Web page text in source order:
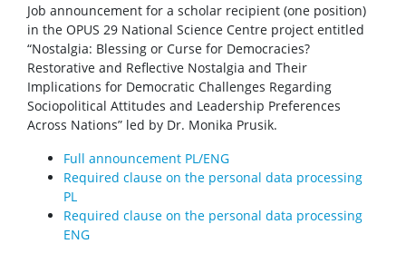
ZIP 2.0
O ZIP 2.0
Mentoring Studencki „Wspólny kierunek”
Pomoc IT
Job announcement for a scholar recipient (one position)
in the OPUS 29 National Science Centre project entitled
“Nostalgia: Blessing or Curse for Democracies?
Restorative and Reflective Nostalgia and Their
Implications for Democratic Challenges Regarding
Sociopolitical Attitudes and Leadership Preferences
Across Nations” led by Dr. Monika Prusik.
Full announcement PL/ENG
Required clause on the personal data processing
PL
Required clause on the personal data processing
ENG